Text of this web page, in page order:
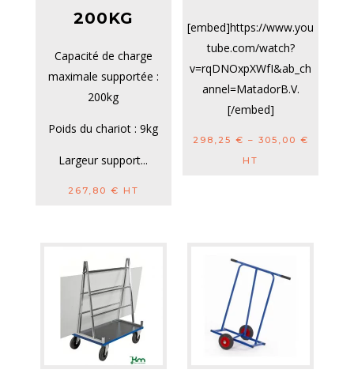
200KG
Capacité de charge
maximale supportée :
200kg
Poids du chariot : 9kg
Largeur support...
267,80 € HT
[embed]https://www.you
tube.com/watch?
v=rqDNOxpXWfI&ab_ch
annel=MatadorB.V.
[/embed]
298,25 € – 305,00 €
HT